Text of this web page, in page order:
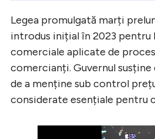
Legea promulgată marți
introdus inițial în 2023 pentru
comerciale aplicate de
comercianți. Guvernul susține
de a menține sub control
considerate esențiale pentru